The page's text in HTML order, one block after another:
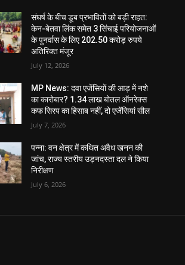
संघर्ष के बीच डूब प्रभावितों को बड़ी राहत:
केन-बेतवा लिंक समेत 3 सिंचाई परियोजनाओं
के पुनर्वास के लिए 202.50 करोड़ रुपये
अतिरिक्त मंजूर
July 12, 2026
MP News: दवा एजेंसियों की आड़ में नशे
का कारोबार? 1.34 लाख बोतल ऑनरेक्स
कफ सिरप का हिसाब नहीं, दो एजेंसियां सील
July 7, 2026
पन्ना: वन क्षेत्र में कथित अवैध खनन की
जांच, राज्य स्तरीय उड़नदस्ता दल ने किया
निरीक्षण
July 6, 2026